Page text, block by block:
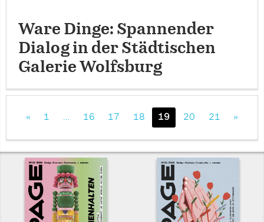
Ware Dinge: Spannender
Dialog in der Städtischen
Galerie Wolfsburg
« 1 16 17 18 19 20 21 »